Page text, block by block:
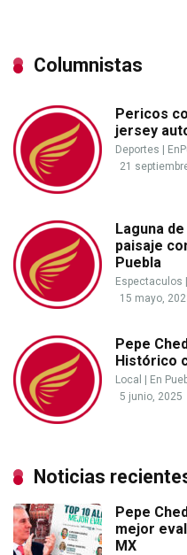
Columnistas
Pericos
jersey
Deportes |
21
Laguna
paisaje
Puebla
Espectaculos |
15 mayo,
Pepe
Histórico
Local | En
5 junio, 2025
Noticias
Pepe
mejor
MX